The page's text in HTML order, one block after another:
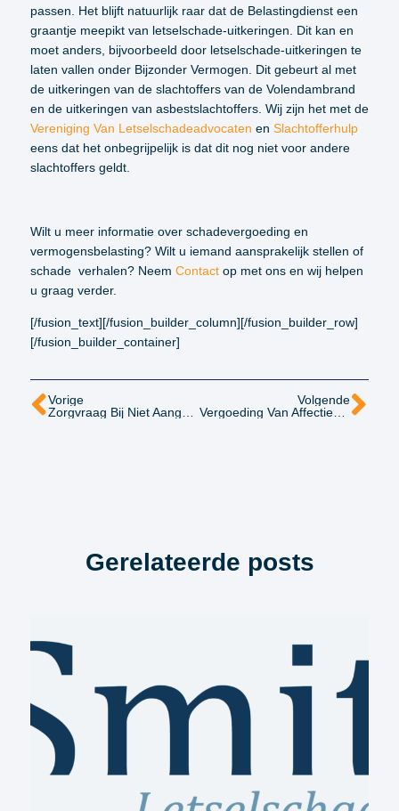
passen. Het blijft natuurlijk raar dat de Belastingdienst een
graantje meepikt van letselschade-uitkeringen. Dit kan en
moet anders, bijvoorbeeld door letselschade-uitkeringen te
laten vallen onder Bijzonder Vermogen. Dit gebeurt al met
de uitkeringen van de slachtoffers van de Volendambrand
en de uitkeringen van asbestslachtoffers. Wij zijn het met de
Vereniging Van Letselschadeadvocaten en Slachtofferhulp
eens dat het onbegrijpelijk is dat dit nog niet voor andere
slachtoffers geldt.
Wilt u meer informatie over schadevergoeding en
vermogensbelasting? Wilt u iemand aansprakelijk stellen of
schade verhalen? Neem Contact op met ons en wij helpen
u graag verder.
[/fusion_text][/fusion_builder_column][/fusion_builder_row]
[/fusion_builder_container]
Vorige
Zorgvraag Bij Niet Aangeboren Hersenletsel
Volgende
Vergoeding Van Affectieschade, Gaat Het Er Eindelijk Komen?
Gerelateerde posts